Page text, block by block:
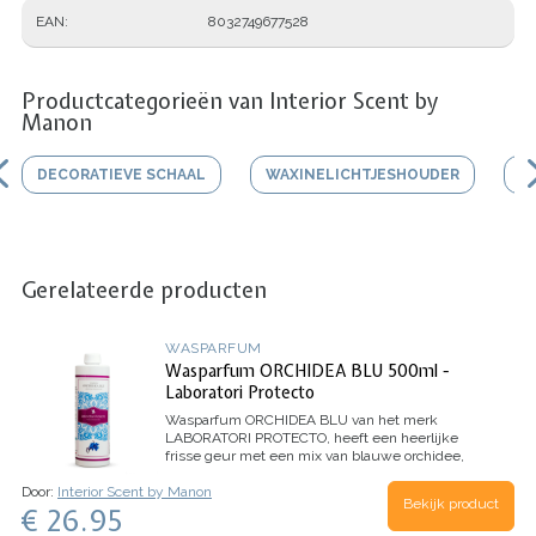
EAN 8032749677528
Productcategorieën van Interior Scent by
Manon
DECORATIEVE SCHAAL WAXINELICHTJESHOUDER
Gerelateerde producten
WASPARFUM
Wasparfum ORCHIDEA BLU 500ml -
Laboratori Protecto
Wasparfum ORCHIDEA BLU van het merk
LABORATORI PROTECTO, heeft een heerlijke
frisse geur met een mix van blauwe orchidee,
100 wasbeurten)
Door: Interior Scent by Manon
€ 26.95 Bekijk product